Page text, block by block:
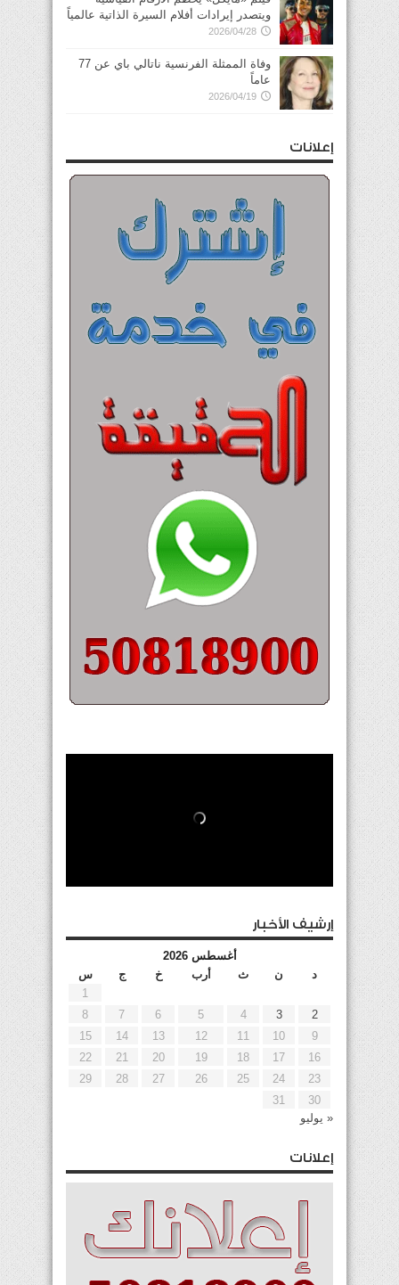
ويتصدر إيرادات أفلام السيرة الذاتية عالمياً
2026/04/28
وفاة الممثلة الفرنسية ناتالي باي عن 77
عاماً
2026/04/19
إعلانات
إرشيف الأخبار
أغسطس 2026
د
ن ث أرب خ ج
س
1
2
3
4
5
6
7
8
9
10
11
12
13
14
15
16
17
18
19
20
21
22
23
24
25
26
27
28
29
30
31
« يوليو
إعلانات